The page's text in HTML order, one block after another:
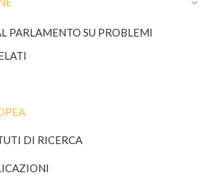
PARLAMENTO SU PROBLEMI
DI RICERCA